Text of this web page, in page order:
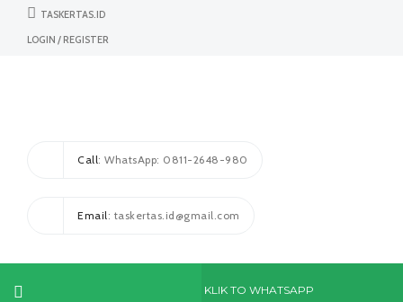
TASKERTAS.ID
LOGIN / REGISTER
Call: WhatsApp: 0811-2648-980
Email : taskertas.id@gmail.com
KLIK TO WHATSAPP